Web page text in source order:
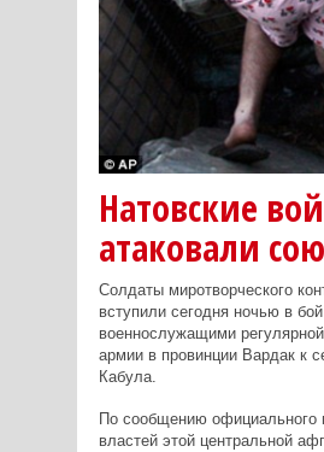
Натовские
атаковали
Солдаты миротворческого
вступили сегодня ночью в
военнослужащими
армии в провинции Вардак к
Кабула.
По сообщению официального
властей этой центральной